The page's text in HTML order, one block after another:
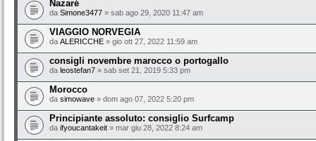
Nazaré
da Simone3477 » sab ago 29, 2020 11:47 am
VIAGGIO NORVEGIA
da ALERICCHE » gio ott 27, 2022 11:59 am
consigli novembre marocco o portogallo
da leostefan7 » sab set 21, 2019 5:33 pm
Morocco
da simowave » dom ago 07, 2022 5:20 pm
Principiante assoluto: consiglio Surfcamp
da ifyoucantakeit » mar giu 28, 2022 8:24 am